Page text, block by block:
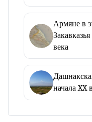
Армяне в
века
начала XX